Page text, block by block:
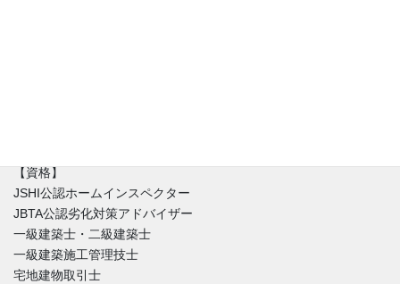
【資格】
JSHI公認ホームインスペクター
JBTA公認劣化対策アドバイザー
一級建築士・二級建築士
一級建築施工管理技士
宅地建物取引士